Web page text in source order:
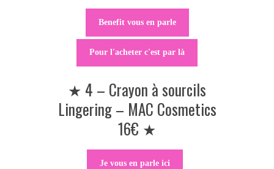
Benefit vous en parle
Pour l'acheter c'est par là
★ 4 – Crayon à sourcils
Lingering – MAC Cosmetics
16€ ★
Je vous en parle ici